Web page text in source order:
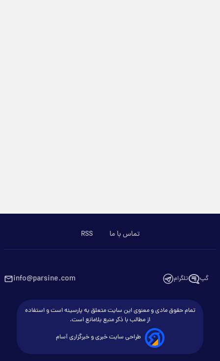
تماس با ما RSS
گپ تلگرام info@parsine.com
تمام حقوق مادی و معنوی این سایت متعلق به پارسینه است و استفاده
از مطالب با ذکر منبع بلامانع است.
طراحی سایت خبری و خبرگزاری آسام